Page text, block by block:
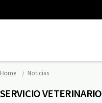
Home Noticias
SERVICIO VETERINARIO